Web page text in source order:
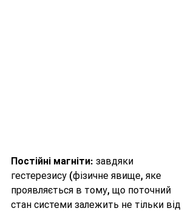
Постійні магніти: завдяки
гестерезису (фізичне явище, яке
проявляється в тому, що поточний
стан системи залежить не тільки від